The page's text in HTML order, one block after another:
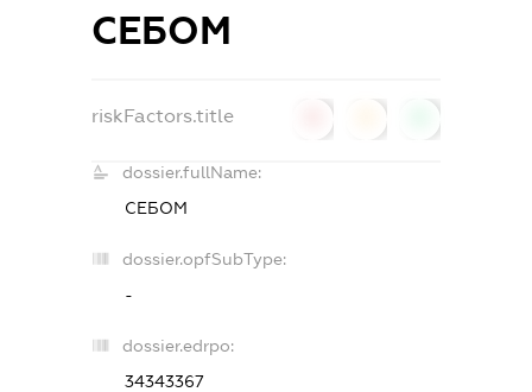
СЕБОМ
riskFactors.title
dossier.fullName:
СЕБОМ
dossier.opfSubType:
-
dossier.edrpo:
34343367